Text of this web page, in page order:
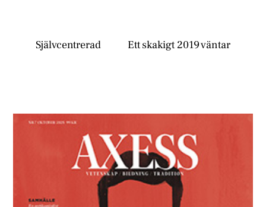
Självcentrerad Ett skakigt 2019 väntar